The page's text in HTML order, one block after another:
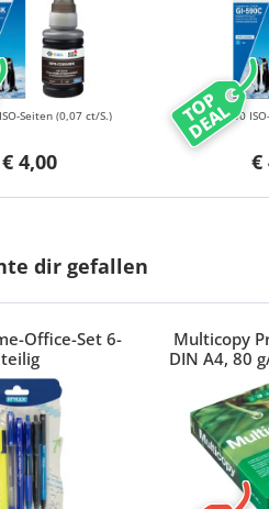
€ 4,00
Seiten(0,07 ct/S.) TOP
DEAL
€
7000
dir gefallen
Office-Set 6-
teilig
Multicopy
DIN A4, 80